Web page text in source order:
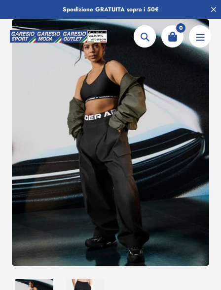
al
contenuto
Spedizione GRATUITA sopra i 50€
Ricerca
0